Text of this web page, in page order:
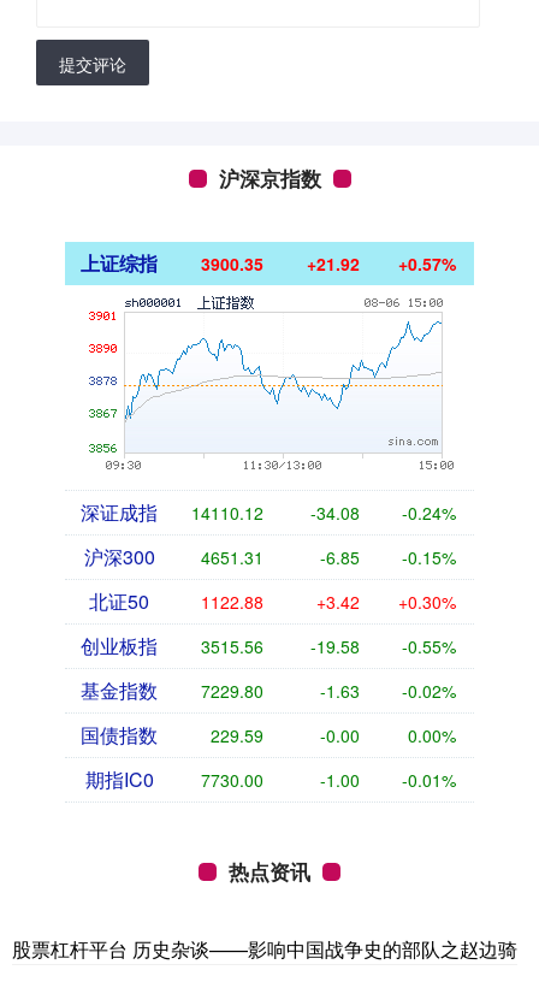
提交评论
沪深京指数
上证综指 3900.35 +21.92 +0.57%
深证成指 14110.12 -34.08 -0.24%
沪深300 4651.31 -6.85 -0.15%
北证50 1122.88 +3.42 +0.30%
创业板指 3515.56 -19.58 -0.55%
基金指数 7229.80 -1.63 -0.02%
国债指数 229.59 -0.00 0.00%
期指IC0 7730.00 -1.00 -0.01%
热点资讯
股票杠杆平台 历史杂谈——影响中国战争史的部队之赵边骑